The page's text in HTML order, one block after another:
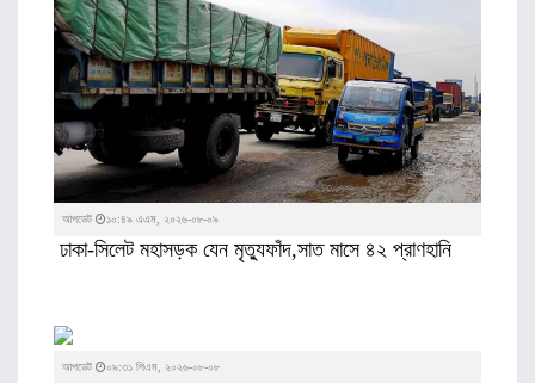
আপডেট ১০:৪৯ এএম, ২০২৬-০৮-০৯
ঢাকা-সিলেট মহাসড়ক যেন মৃত্যুফাঁদ,সাত মাসে ৪২ প্রাণহানি
আপডেট ০৯:৩১ পিএম, ২০২৬-০৮-০৮